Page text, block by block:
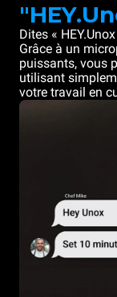
Dites «
Grâce à un
puissants, vous
utilisant
votre travail en